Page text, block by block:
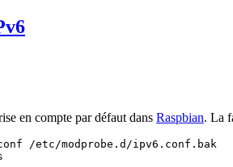
en compte par défaut dans Raspbian. La
/etc/modprobe.d/ipv6.conf.bak